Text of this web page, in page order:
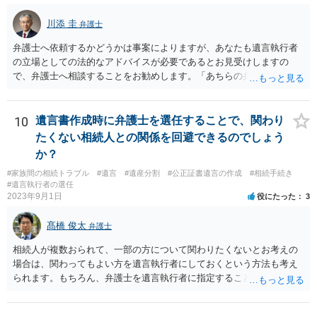
川添 圭 弁護士
弁護士へ依頼するかどうかは事案によりますが、あなたも遺言執行者
の立場としての法的なアドバイスが必要であるとお見受けしますの
で、弁護士へ相談することをお勧めします。「あちらの弁護士」（元
誘導しかしてこないと思います。
10
遺言書作成時に弁護士を選任することで、関わり
たくない相続人との関係を回避できるのでしょう
か？
#家族間の相続トラブル #遺言 #遺産分割 #公正証書遺言の作成
#相続手続き
#遺言執行者の選任
2023年9月1日 役にたった 3
髙橋 俊太 弁護士
相続人が複数おられて、一部の方について関わりたくないとお考えの
場合は、関わってもよい方を遺言執行者にしておくという方法も考え
られます。もちろん、弁護士を遺言執行者に指定することもできます
方に再委任の権限を付与しておくという方法もあります。 一度、弁護